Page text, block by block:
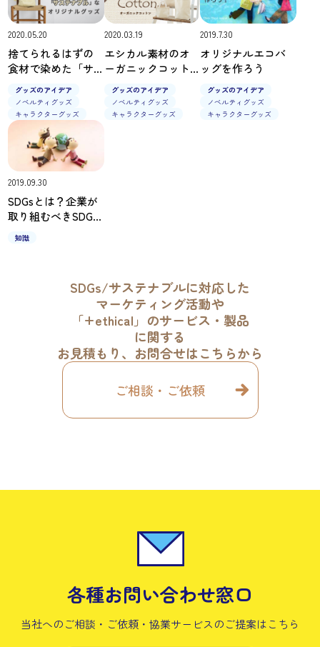
2020.05.20
捨てられるはずの
食材で染めた「サ
ステナブル」なオ
リジナルグッズ
グッズのアイデア
ノベルティグッズ
キャラクターグッズ
2020.03.19
エシカル素材のオ
ーガニックコット
ンを使ったグッズ
企画
グッズのアイデア
ノベルティグッズ
キャラクターグッズ
2019.7.30
オリジナルエコバ
ッグを作ろう
グッズのアイデア
ノベルティグッズ
キャラクターグッズ
2019.09.30
SDGsとは？企業が
取り組むべきSDGs
と各社の取り組み
事例をご紹介
知識
SDGs/サステナブルに対応した
マーケティング活動や
「+ethical」のサービス・製品
に関する
お見積もり、お問合せはこちらから
ご相談・ご依頼
各種お問い合わせ窓口
当社へのご相談・ご依頼・協業サービスのご提案はこちら